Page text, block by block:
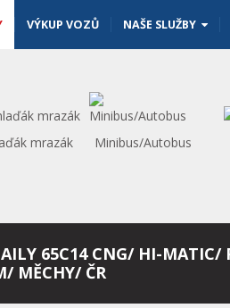
VÝKUP VOZŮ NAŠE SLUŽBY
mrazák Minibus/Autobus
65C14 CNG/ HI-MATIC/
MĚCHY/ ČR